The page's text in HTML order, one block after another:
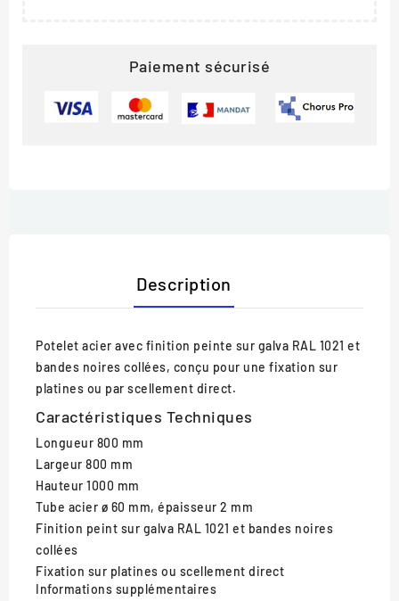
Paiement sécurisé
Description
Potelet acier avec finition peinte sur galva RAL 1021 et
bandes noires collées, conçu pour une fixation sur
platines ou par scellement direct.
Caractéristiques Techniques
Longueur 800 mm
Largeur 800 mm
Hauteur 1000 mm
Tube acier ø 60 mm, épaisseur 2 mm
Finition peint sur galva RAL 1021 et bandes noires
collées
Fixation sur platines ou scellement direct
Informations supplémentaires